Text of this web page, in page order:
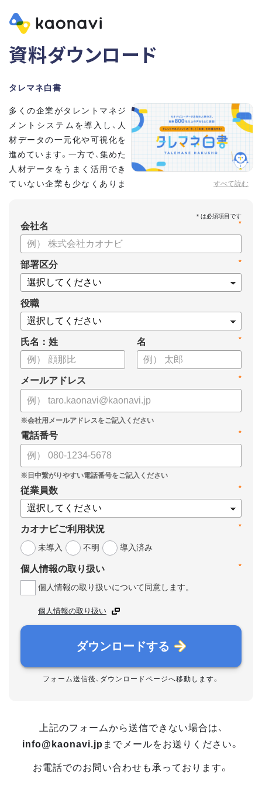
資料ダウンロード
タレマネ白書
すべて読む
多くの企業がタレントマネジ
メントシステムを導入し、人
材データの一元化や可視化を
進めています。一方で、集めた
人材データをうまく活用でき
ていない企業も少なくありま
こうした実情をふまえ、システム導入有無に留まらず、活用状
況や成果を明らかにすべく調査いたしました。
【資料の内容】
・タレントマネジメント推進の事業戦略貢献度
・タレントマネジメントシステム導入の手応え
・人事担当者以外でのカオナビ利用比率
これからのタレントマネジメントが目指すべき指針の参考と
して、ぜひお役立てください。
*
会社名
*
部署区分
役職
氏名：姓 *
名
*
メールアドレス
*
電話番号
*
従業員数
*
カオナビご利用状況
未導入
不明 導入済み
*
個人情報の取り扱い
個人情報の取り扱いについて同意します。
個人情報の取り扱い
ダウンロードする
フォーム送信後、ダウンロードページへ移動します。
上記のフォームから送信できない場合は、
info@kaonavi.jp までメールをお送りください。
お電話でのお問い合わせも承っております。